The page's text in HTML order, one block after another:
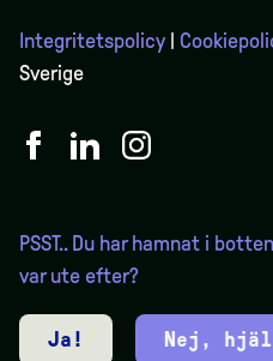
Integritetspolicy
Sverige
PSST.. Du har hamnat i
var ute efter?
Ja! Nej,